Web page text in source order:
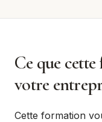
Ce que
votre
Cette formation